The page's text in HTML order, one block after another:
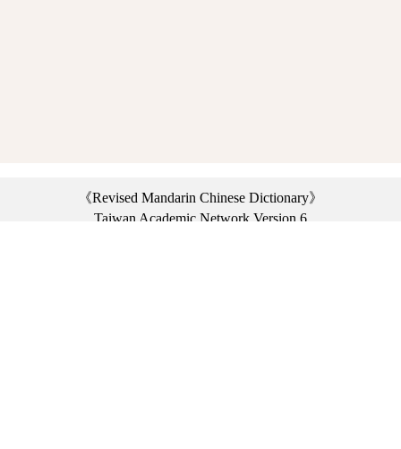
《Revised Mandarin Chinese Dictionary》
Taiwan Academic Network Version 6